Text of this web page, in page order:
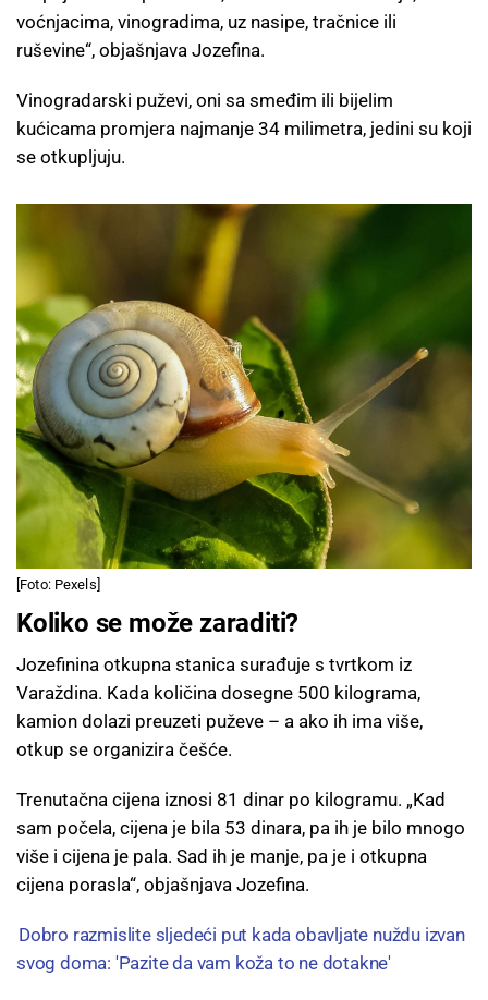
voćnjacima, vinogradima, uz nasipe, tračnice ili
ruševine“, objašnjava Jozefina.
Vinogradarski puževi, oni sa smeđim ili bijelim
kućicama promjera najmanje 34 milimetra, jedini su koji
se otkupljuju.
[Foto: Pexels]
Koliko se može zaraditi?
Jozefinina otkupna stanica surađuje s tvrtkom iz
Varaždina. Kada količina dosegne 500 kilograma,
kamion dolazi preuzeti puževe – a ako ih ima više,
otkup se organizira češće.
Trenutačna cijena iznosi 81 dinar po kilogramu. „Kad
sam počela, cijena je bila 53 dinara, pa ih je bilo mnogo
više i cijena je pala. Sad ih je manje, pa je i otkupna
cijena porasla“, objašnjava Jozefina.
Dobro razmislite sljedeći put kada obavljate nuždu izvan
svog doma: 'Pazite da vam koža to ne dotakne'